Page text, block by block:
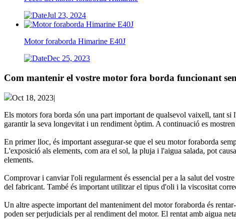
Jul 23, 2024
Motor foraborda Himarine E40J
Dec 25, 2023
Com mantenir el vostre motor fora borda funcionant
Oct 18, 2023|
Els motors fora borda són una part important de qualsevol vaixell, tant
garantir la seva longevitat i un rendiment òptim. A continuació es
En primer lloc, és important assegurar-se que el seu motor foraborda
L'exposició als elements, com ara el sol, la pluja i l'aigua salada, pot
elements.
Comprovar i canviar l'oli regularment és essencial per a la salut del
del fabricant. També és important utilitzar el tipus d'oli i la viscositat
Un altre aspecte important del manteniment del motor foraborda és
poden ser perjudicials per al rendiment del motor. El rentat amb aigua